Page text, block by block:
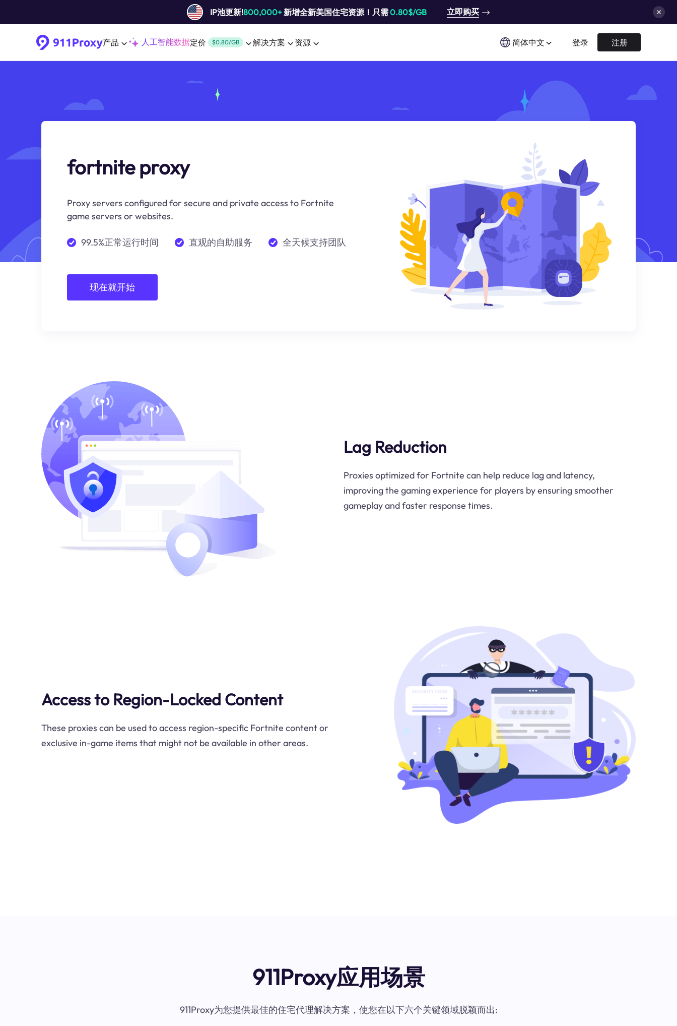
IP池更新!800,000+新增全新美国住宅资源！只需0.80$/GB 立即购买
产品 人工智能数据定价 $0.80/GB 解决方案 资源 简体中文 登录 注册
fortnite proxy
Proxy servers configured for secure and private access to Fortnite
game servers or websites.
99.5%正常运行时间 直观的自助服务 全天候支持团队
现在就开始
Lag Reduction
Proxies optimized for Fortnite can help reduce lag and latency,
improving the gaming experience for players by ensuring smoother
gameplay and faster response times.
Access to Region-Locked Content
These proxies can be used to access region-specific Fortnite content or
exclusive in-game items that might not be available in other areas.
911Proxy应用场景
911Proxy为您提供最佳的住宅代理解决方案，使您在以下六个关键领域脱颖而出: